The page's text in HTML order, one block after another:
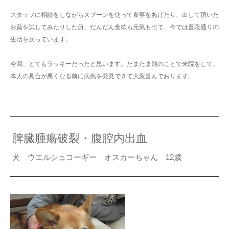
スタッフに相談をしながらスプーンを使って食事をあげたり、出して頂いた
お薬を試してみたりした所、だんだん食欲も元気も出て、今では普段通りの
生活を戻っています。
今回、とてもラッキーだったと思います。たまたま別のことで来院をして、
本人の具合が悪くなる前に病気を発見できて大変喜んでおります。
脾臓腫瘍破裂・腹腔内出血
犬 ウエルシュコーギー オスカーちゃん 12歳